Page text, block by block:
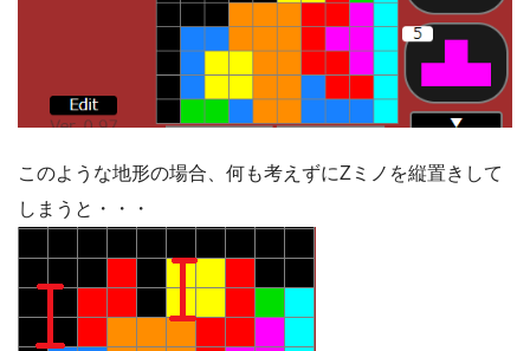
このような地形の場合、何も考えずにZミノを縦置きして
しまうと・・・